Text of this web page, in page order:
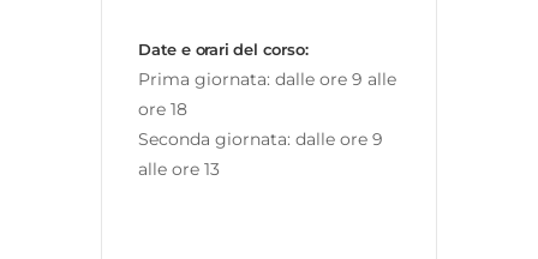
Date e orari del corso:
Prima giornata: dalle ore 9 alle
ore 18
Seconda giornata: dalle ore 9
alle ore 13